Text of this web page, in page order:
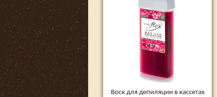
Воск для депиляции в кассетах